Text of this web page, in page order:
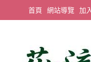
首頁 網站導覽 加